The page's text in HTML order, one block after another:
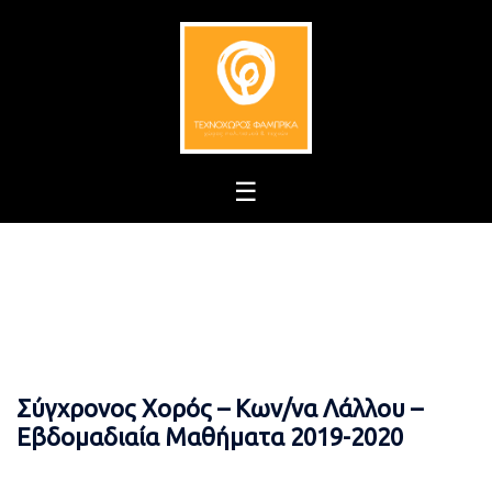
Σύγχρονος Χορός – Κων/να Λάλλου –
Εβδομαδιαία Μαθήματα 2019-2020